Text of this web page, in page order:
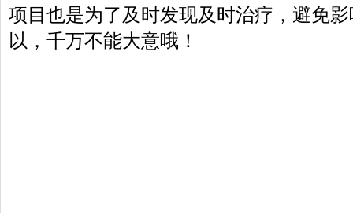
项目也是为了及时发现及时治疗，避免
以，千万不能大意哦！